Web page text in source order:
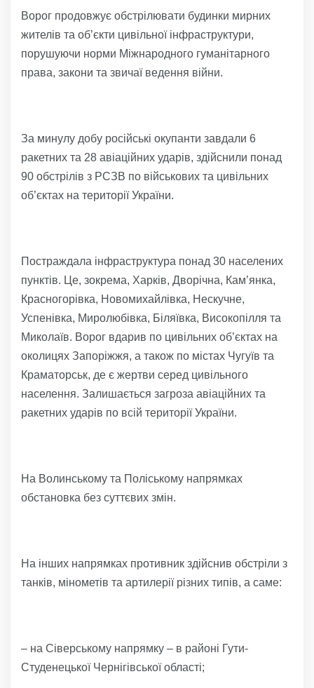
Ворог продовжує обстрілювати будинки мирних
жителів та об’єкти цивільної інфраструктури,
порушуючи норми Міжнародного гуманітарного
права, закони та звичаї ведення війни.
За минулу добу російські окупанти завдали 6
ракетних та 28 авіаційних ударів, здійснили понад
90 обстрілів з РСЗВ по військових та цивільних
об’єктах на території України.
Постраждала інфраструктура понад 30 населених
пунктів. Це, зокрема, Харків, Дворічна, Кам’янка,
Красногорівка, Новомихайлівка, Нескучне,
Успенівка, Миролюбівка, Біляївка, Високопілля та
Миколаїв. Ворог вдарив по цивільних об’єктах на
околицях Запоріжжя, а також по містах Чугуїв та
Краматорськ, де є жертви серед цивільного
населення. Залишається загроза авіаційних та
ракетних ударів по всій території України.
На Волинському та Поліському напрямках
обстановка без суттєвих змін.
На інших напрямках противник здійснив обстріли з
танків, мінометів та артилерії різних типів, а саме:
– на Сіверському напрямку – в районі Гути-
Студенецької Чернігівської області;